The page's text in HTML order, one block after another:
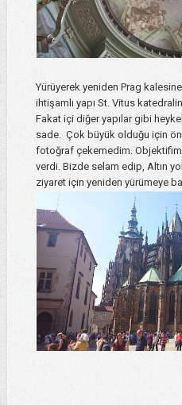
Yürüyerek yeniden Prag
ihtişamlı yapı St. Vitus
Fakat içi diğer yapılar gibi
sade. Çok büyük olduğu için
fotoğraf çekemedim.
verdi. Bizde selam edip, Altın
ziyaret için yeniden yürümeye